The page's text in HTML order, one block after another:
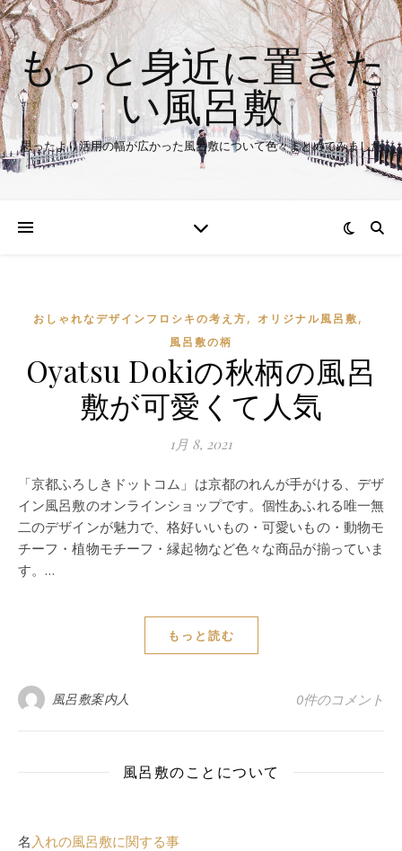
もっと身近に置きた
い風呂敷
思ったより活用の幅が広かった風呂敷について色々まとめてみました
おしゃれなデザインフロシキの考え方, オリジナル風呂敷,
風呂敷の柄
Oyatsu Dokiの秋柄の風呂
敷が可愛くて人気
1月 8, 2021
「京都ふろしきドットコム」は京都のれんが手がける、デザ
イン風呂敷のオンラインショップです。個性あふれる唯一無
二のデザインが魅力で、格好いいもの・可愛いもの・動物モ
チーフ・植物モチーフ・縁起物など色々な商品が揃っていま
す。…
もっと読む
風呂敷案内人 0件のコメント
風呂敷のことについて
名 入れの風呂敷に関する事